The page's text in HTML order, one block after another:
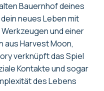
Bauernhof deines
neues Leben mit
und einer
aus Harvest Moon,
verknüpft das Spiel
Kontakte und sogar
des Lebens